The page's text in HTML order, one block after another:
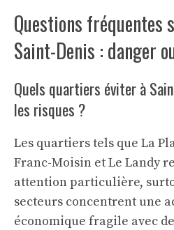
Questions fréquentes
Saint-Denis : danger
Quels quartiers éviter à
les risques ?
Les quartiers tels que La
Franc-Moisin et Le Landy
attention particulière,
secteurs concentrent une
économique fragile avec